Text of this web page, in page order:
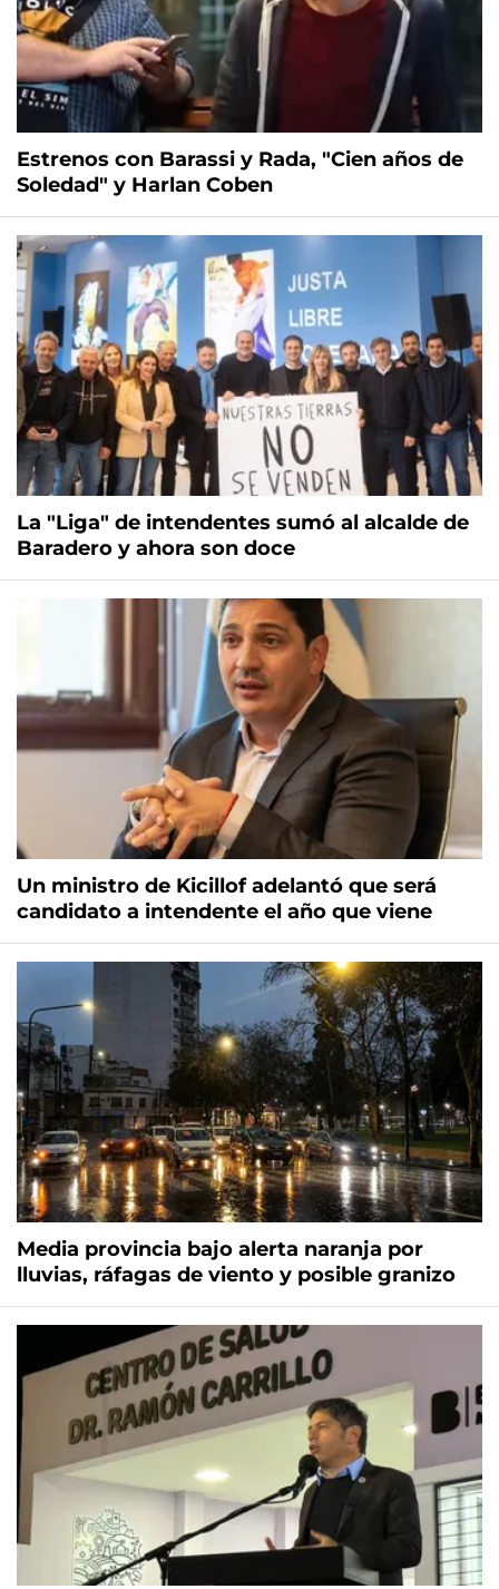
Estrenos con Barassi y Rada, "Cien años de
Soledad" y Harlan Coben
La "Liga" de intendentes sumó al alcalde de
Baradero y ahora son doce
Un ministro de Kicillof adelantó que será
candidato a intendente el año que viene
Media provincia bajo alerta naranja por
lluvias, ráfagas de viento y posible granizo